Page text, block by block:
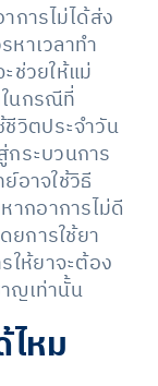
การไม่ได้ส่ง
าเวลาทำ
ช่วยให้แม่
นกรณีที่
วิตประจำวัน
ระบวนการ
อาจใช้วิธี
กอาการไม่ดี
ยการใช้ยา
ห้ยาจะต้อง
ญเท่านั้น
ไหม